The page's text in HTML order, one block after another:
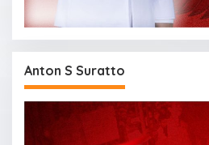
Anton S Suratto